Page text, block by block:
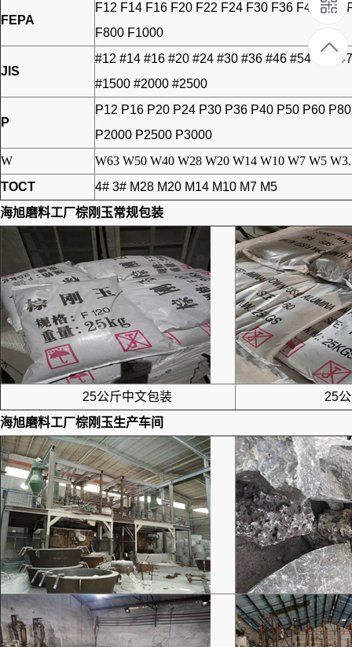
FEPA
F12 F14 F16 F20 F22 F24 F30 F36 F40
F800 F1000
JIS
#12 #14 #16 #20 #24 #30 #36 #46 #54 #60
#1500 #2000 #2500
P
P12 P16 P20 P24 P30 P36 P40 P50 P60
P2000 P2500 P3000
W
W63 W50 W40 W28 W20 W14 W10 W7 W5
TOCT
4# 3# M28 M20 M14 M10 M7 M5
海旭磨料工厂棕刚玉常规包装
25公斤中文包装
25公
海旭磨料工厂棕刚玉生产车间